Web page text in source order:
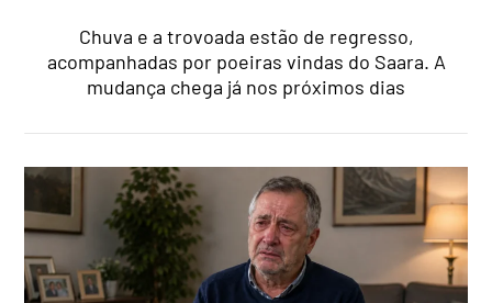
Chuva e a trovoada estão de regresso,
acompanhadas por poeiras vindas do Saara. A
mudança chega já nos próximos dias